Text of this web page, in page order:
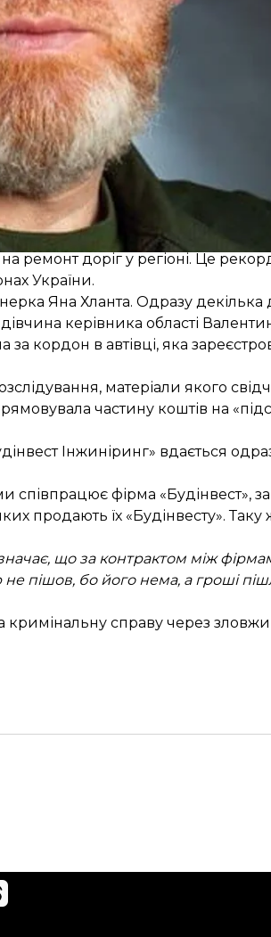
дії.
розслідування
області
ремонт доріг у регіоні. Це
України.
Яна Хланта. Одразу декілька
керівника області
кордон в автівці, яка
матеріали якого
частину коштів на
Інжиніринг» вдається
співпрацює фірма «Будінвест»,
продають їх «Будінвесту».
що за контрактом між
пішов, бо його нема, а гроші
кримінальну справу через